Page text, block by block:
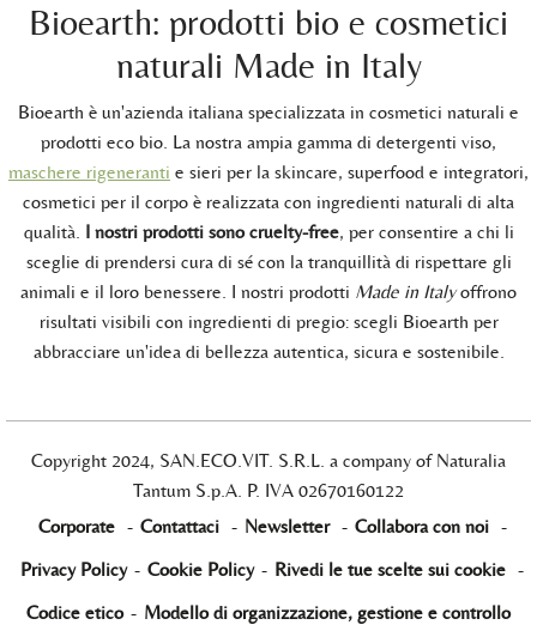
Bioearth: prodotti bio e cosmetici
naturali Made in Italy
Bioearth è un'azienda italiana specializzata in cosmetici naturali e
prodotti eco bio. La nostra ampia gamma di detergenti viso,
maschere rigeneranti e sieri per la skincare, superfood e integratori,
cosmetici per il corpo è realizzata con ingredienti naturali di alta
qualità. I nostri prodotti sono cruelty-free, per consentire a chi li
sceglie di prendersi cura di sé con la tranquillità di rispettare gli
animali e il loro benessere. I nostri prodotti Made in Italyoffrono
risultati visibili con ingredienti di pregio: scegli Bioearth per
abbracciare un'idea di bellezza autentica, sicura e sostenibile.
Copyright 2024, SAN.ECO.VIT. S.R.L. a company of Naturalia
Tantum S.p.A. P. IVA 02670160122
Corporate - Contattaci - Newsletter - Collabora con noi -
Privacy Policy - Cookie Policy - Rivedi le tue scelte sui cookie -
Codice etico - Modello di organizzazione, gestione e controllo